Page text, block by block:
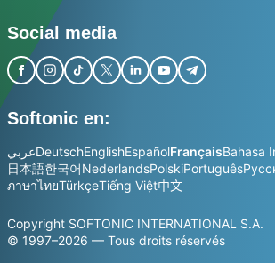
Social media
Softonic en:
عربيDeutschEnglishEspañolFrançaisBahasa
日本語한국어NederlandsPolskiPortuguês
ภาษาไทยTürkçeTiếng Việt中文
Copyright SOFTONIC INTERNATIONAL S.A.
© 1997–2026 — Tous droits réservés